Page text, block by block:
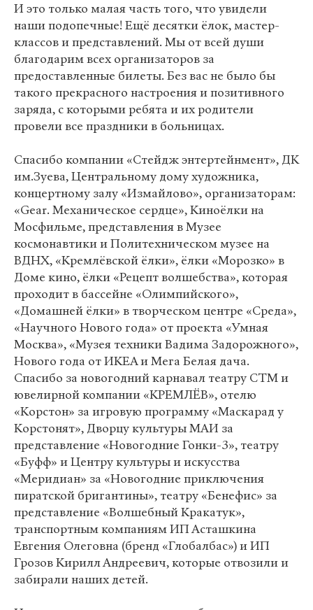
И это только малая часть того, что увидели
наши подопечные! Ещё десятки ёлок, мастер-
классов и представлений. Мы от всей души
благодарим всех организаторов за
предоставленные билеты. Без вас не было бы
такого прекрасного настроения и позитивного
заряда, с которыми ребята и их родители
провели все праздники в больницах.
Спасибо компании «Стейдж энтертейнмент», ДК
им.Зуева, Центральному дому художника,
концертному залу «Измайлово», организаторам:
«Gear. Механическое сердце», Киноёлки на
Мосфильме, представления в Музее
космонавтики и Политехническом музее на
ВДНХ, «Кремлёвской ёлки», ёлки «Морозко» в
Доме кино, ёлки «Рецепт волшебства», которая
проходит в бассейне «Олимпийского»,
«Домашней ёлки» в творческом центре «Среда»,
«Научного Нового года» от проекта «Умная
Москва», «Музея техники Вадима Задорожного»,
Нового года от ИКЕА и Мега Белая дача.
Спасибо за новогодний карнавал театру СТМ и
ювелирной компании «КРЕМЛЁВ», отелю
«Корстон» за игровую программу «Маскарад у
Корстонят», Дворцу культуры МАИ за
представление «Новогодние Гонки-3», театру
«Буфф» и Центру культуры и искусства
«Меридиан» за «Новогодние приключения
пиратской бригантины», театру «Бенефис» за
представление «Волшебный Кракатук»,
транспортным компаниям ИП Асташкина
Евгения Олеговна (бренд «Глобалбас») и ИП
Грозов Кирилл Андреевич, которые отвозили и
забирали наших детей.